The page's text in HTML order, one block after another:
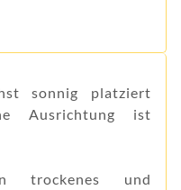
sonnig platziert
Ausrichtung ist
trockenes und